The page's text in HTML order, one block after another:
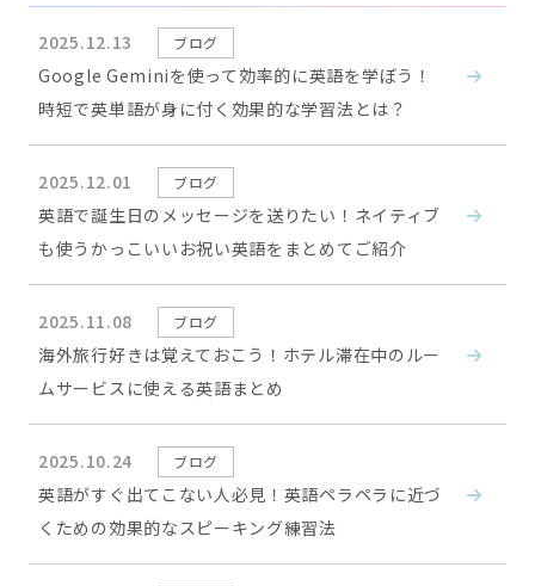
2025.12.13 ブログ
Google Geminiを使って効率的に英語を学ぼう！
時短で英単語が身に付く効果的な学習法とは？
2025.12.01 ブログ
英語で誕生日のメッセージを送りたい！ネイティブ
も使うかっこいいお祝い英語をまとめてご紹介
2025.11.08 ブログ
海外旅行好きは覚えておこう！ホテル滞在中のルー
ムサービスに使える英語まとめ
2025.10.24 ブログ
英語がすぐ出てこない人必見！英語ペラペラに近づ
くための効果的なスピーキング練習法